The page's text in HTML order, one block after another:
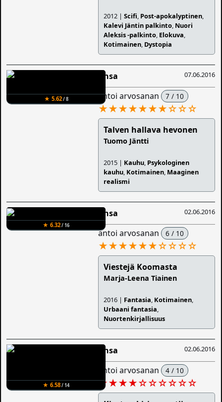
2012 |Scifi, Post-apokalyptinen,
Kalevi Jäntin palkinto, Nuori
Aleksis -palkinto, Elokuva,
Kotimainen, Dystopia
★ 5.62/ 8
07.06.2016
Ansa
antoi arvosanan 7 / 10
★★★★★★★☆☆☆
Talven hallava hevonen
Tuomo Jäntti
2015 | Kauhu, Psykologinen
kauhu, Kotimainen, Maaginen
realismi
★ 6.32/ 16
02.06.2016
Ansa
antoi arvosanan 6 / 10
★★★★★★☆☆☆☆
Viestejä Koomasta
Marja-Leena Tiainen
2016 | Fantasia, Kotimainen,
Urbaani fantasia,
Nuortenkirjallisuus
★ 6.58/ 14
02.06.2016
Ansa
antoi arvosanan 4 / 10
★★★★☆☆☆☆☆☆